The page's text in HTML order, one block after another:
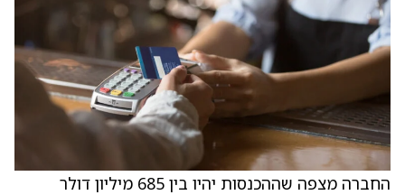
החברה מצפה שההכנסות יהיו בין 685 מיליון דולר